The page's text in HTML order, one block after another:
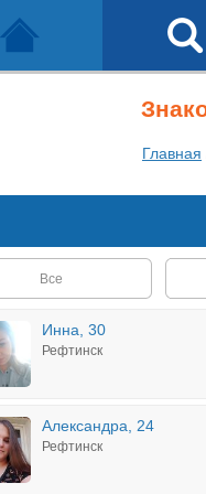
Главная
Все
Инна, 30
Рефтинск
Александра, 24
Рефтинск